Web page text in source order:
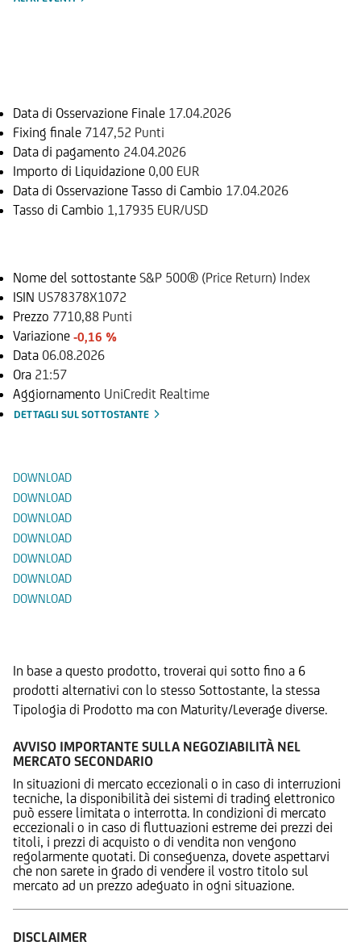
Data di Osservazione Finale 17.04.2026
Fixing finale 7147,52 Punti
Data di pagamento 24.04.2026
Importo di Liquidazione 0,00 EUR
Data di Osservazione Tasso di Cambio 17.04.2026
Tasso di Cambio 1,17935 EUR/USD
Nome del sottostante S&P 500® (Price Return) Index
ISIN US78378X1072
Prezzo 7710,88 Punti
Variazione -0,16 %
Data 06.08.2026
Ora 21:57
Aggiornamento UniCredit Realtime
DETTAGLI SUL SOTTOSTANTE
DOWNLOAD
DOWNLOAD
DOWNLOAD
DOWNLOAD
DOWNLOAD
DOWNLOAD
DOWNLOAD
In base a questo prodotto, troverai qui sotto fino a 6
prodotti alternativi con lo stesso Sottostante, la stessa
Tipologia di Prodotto ma con Maturity/Leverage diverse.
AVVISO IMPORTANTE SULLA NEGOZIABILITÀ NEL
MERCATO SECONDARIO
In situazioni di mercato eccezionali o in caso di interruzioni
tecniche, la disponibilità dei sistemi di trading elettronico
può essere limitata o interrotta. In condizioni di mercato
eccezionali o in caso di fluttuazioni estreme dei prezzi dei
titoli, i prezzi di acquisto o di vendita non vengono
regolarmente quotati. Di conseguenza, dovete aspettarvi
che non sarete in grado di vendere il vostro titolo sul
mercato ad un prezzo adeguato in ogni situazione.
DISCLAIMER